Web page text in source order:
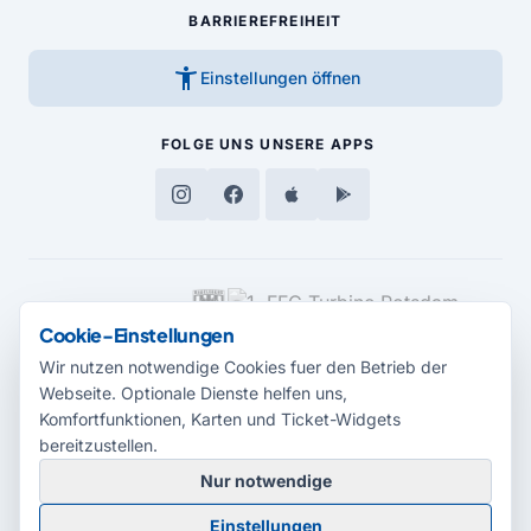
BARRIEREFREIHEIT
accessibility_new Einstellungen öffnen
FOLGE UNS UNSERE APPS
MEDIENPARTNER
© 2026 Radio Potsdam. Webseite entwickelt durch dieMedienagentur
Babelsberg
Cookie-Einstellungen
Wir nutzen notwendige Cookies fuer den Betrieb der
Webseite. Optionale Dienste helfen uns,
Komfortfunktionen, Karten und Ticket-Widgets
bereitzustellen.
Nur notwendige
Einstellungen